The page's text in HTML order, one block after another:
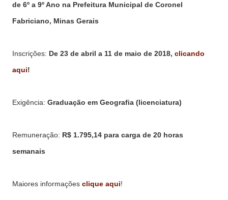
de 6º a 9º Ano na Prefeitura Municipal de Coronel
Fabriciano, Minas Gerais
Inscrições: De 23 de abril a 11 de maio de 2018, clicando
aqui!
Exigência: Graduação em Geografia (licenciatura)
Remuneração: R$ 1.795,14 para carga de 20 horas
semanais
Maiores informações clique aqui!